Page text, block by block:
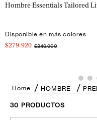
Hombre Essentials Tailored
Disponible en más colores
$279.920 $349.900
HOMBRE
30 PRODUCTOS